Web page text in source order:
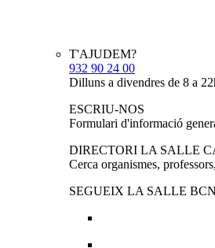
T'AJUDEM?
932 90 24 00
Dilluns a divendres de 8 a
ESCRIU-NOS
Formulari d'informació
DIRECTORI LA SALLE
Cerca organismes,
SEGUEIX LA SALLE BCN